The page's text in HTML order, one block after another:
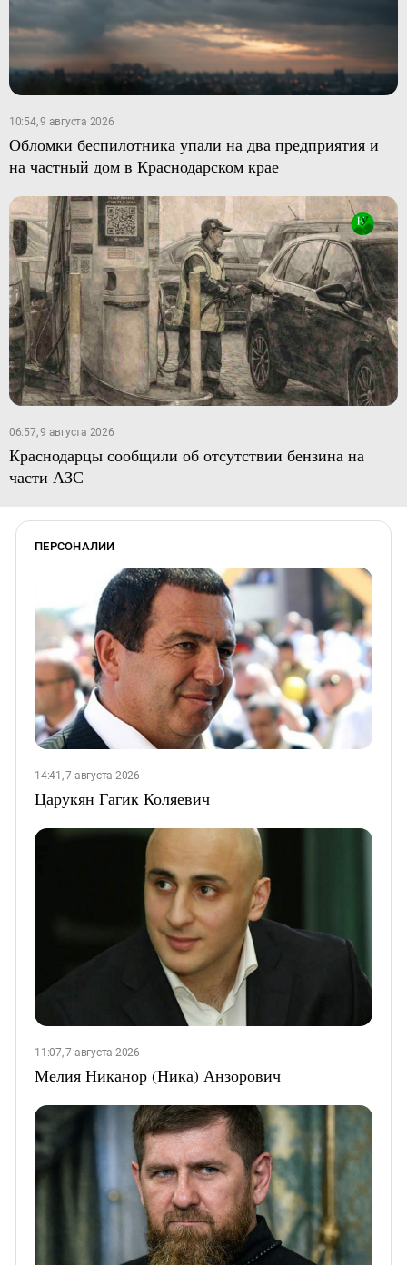
10:54, 9 августа 2026
Обломки беспилотника упали на два предприятия и
на частный дом в Краснодарском крае
06:57, 9 августа 2026
Краснодарцы сообщили об отсутствии бензина на
части АЗС
ПЕРСОНАЛИИ
14:41, 7 августа 2026
Царукян Гагик Коляевич
11:07, 7 августа 2026
Мелия Никанор (Ника) Анзорович